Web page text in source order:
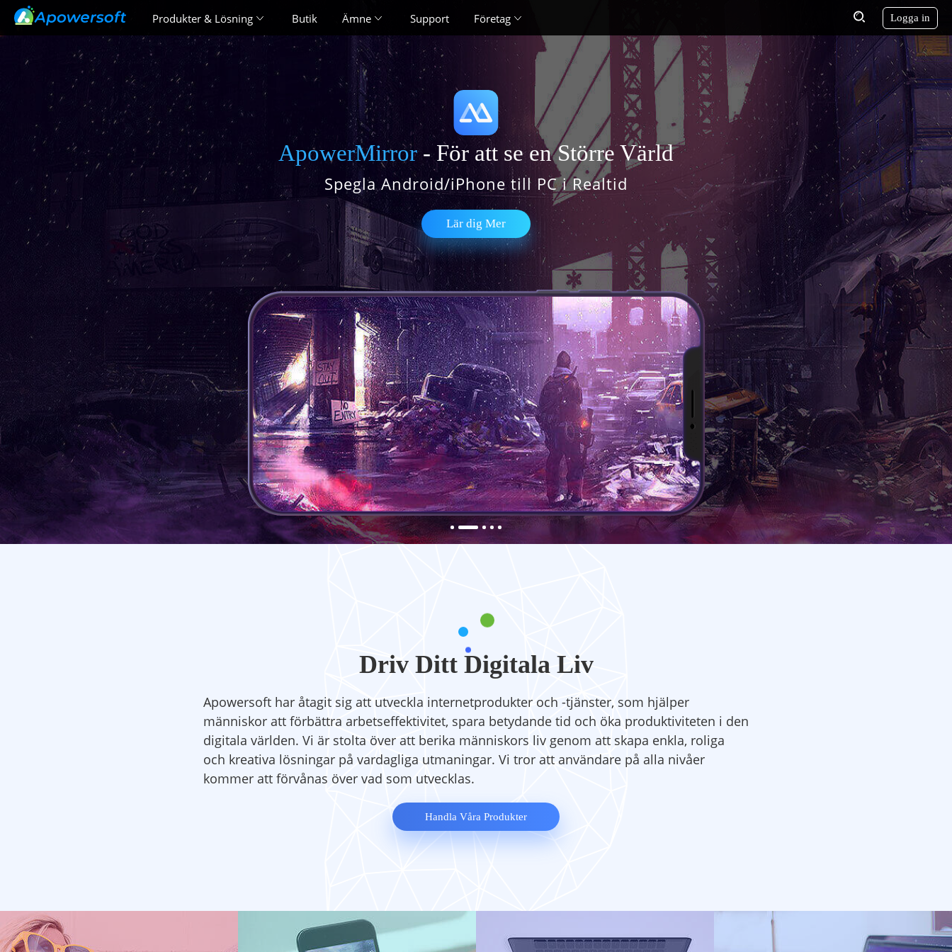
Produkter & Lösning Butik Ämne Support Företag Logga in
ApowerMirror- För att se en Större Värld
Spegla Android/iPhone till PC i Realtid
Lär dig Mer
Driv Ditt Digitala Liv
Apowersoft har åtagit sig att utveckla internetprodukter och -tjänster, som hjälper
människor att förbättra arbetseffektivitet, spara betydande tid och öka produktiviteten i den
digitala världen. Vi är stolta över att berika människors liv genom att skapa enkla, roliga
och kreativa lösningar på vardagliga utmaningar. Vi tror att användare på alla nivåer
kommer att förvånas över vad som utvecklas.
Handla Våra Produkter
Apowersoft Unlimited ApowerManager